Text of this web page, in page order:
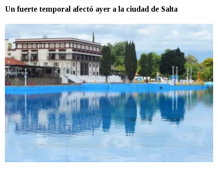
Un fuerte temporal afectó ayer a la ciudad de Salta